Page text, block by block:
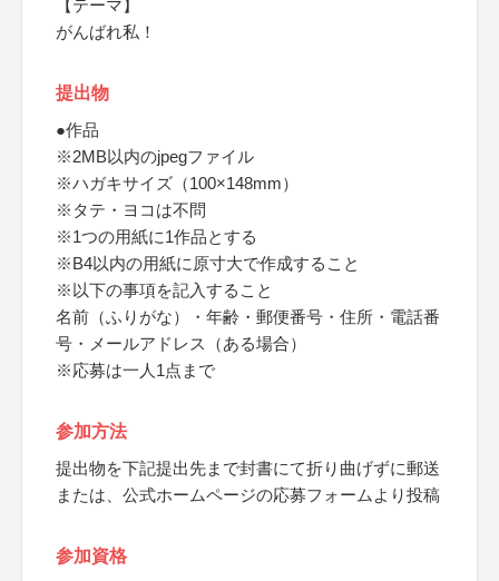
【テーマ】
がんばれ私！
提出物
●作品
※2MB以内のjpegファイル
※ハガキサイズ（100×148mm）
※タテ・ヨコは不問
※1つの用紙に1作品とする
※B4以内の用紙に原寸大で作成すること
※以下の事項を記入すること
名前（ふりがな）・年齢・郵便番号・住所・電話番
号・メールアドレス（ある場合）
※応募は一人1点まで
参加方法
提出物を下記提出先まで封書にて折り曲げずに郵送
または、公式ホームページの応募フォームより投稿
参加資格